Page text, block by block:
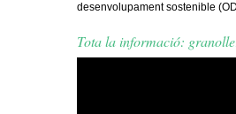
desenvolupament sostenible
Tota la informació: